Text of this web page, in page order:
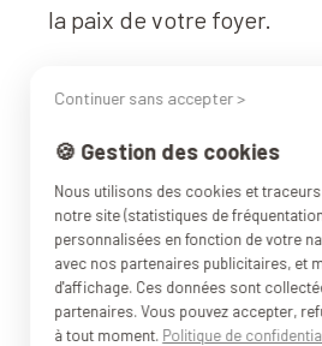
la paix de votre foyer.
Sécurité&
La sécurité est au cœur
de notre extracteur de
extracteur de jus ne
son orifice est verrouillé
Continuer sans accepter >
🍪 Gestion des cookies
Nous utilisons des cookies et
notre site (statistiques de
personnalisées en fonction de votre
avec nos partenaires publicitaires, et
d'affichage. Ces données sont
partenaires. Vous pouvez accepter,
à tout moment. Politique de